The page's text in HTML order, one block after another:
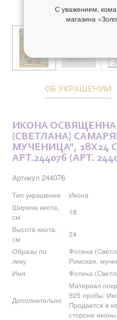
ОБ УКРАШЕНИИ
ИКОНА
(СВЕТЛАНА)
МУЧЕНИЦА", 18X24
АРТ.244076 (АРТ.
Артикул 244076
Тип украшения
Икона
Ширина киота,
см
18
Высота киота,
см
24
Образы по
лику
Фотина
Римская,
Имя
Фотина
Дополнительно
Материал
925 пробы.
Продается в
стороне
С уважением,
магазина